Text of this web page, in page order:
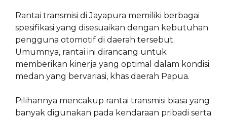
Rantai transmisi di Jayapura memiliki berbagai
spesifikasi yang disesuaikan dengan kebutuhan
pengguna otomotif di daerah tersebut.
Umumnya, rantai ini dirancang untuk
memberikan kinerja yang optimal dalam kondisi
medan yang bervariasi, khas daerah Papua.
Pilihannya mencakup rantai transmisi biasa yang
banyak digunakan pada kendaraan pribadi serta